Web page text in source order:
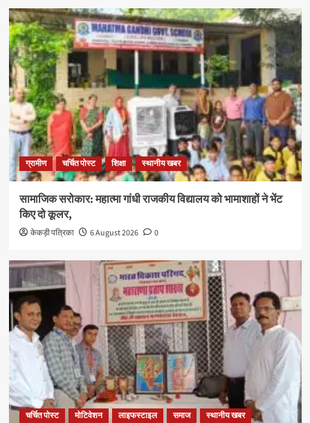
ग्रामीण चर्चित पोस्ट शिक्षा स्थानीय खबर
सामाजिक सरोकार: महात्मा गांधी राजकीय विद्यालय को भामाशाहों ने भेंट
किए दो कूलर,
केकड़ी पत्रिका 6 August 2026 0
चर्चित पोस्ट मोटिवेशन लाइफस्टाइल समाज स्थानीय खबर